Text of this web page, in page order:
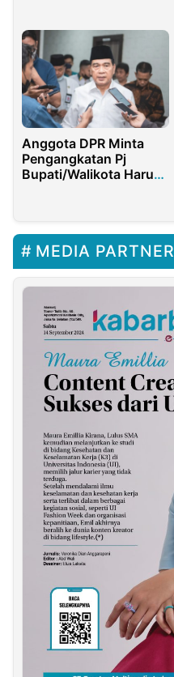
Anggota DPR Minta
Pengangkatan Pj
Bupati/Walikota Harus
MEDIA PARTNER